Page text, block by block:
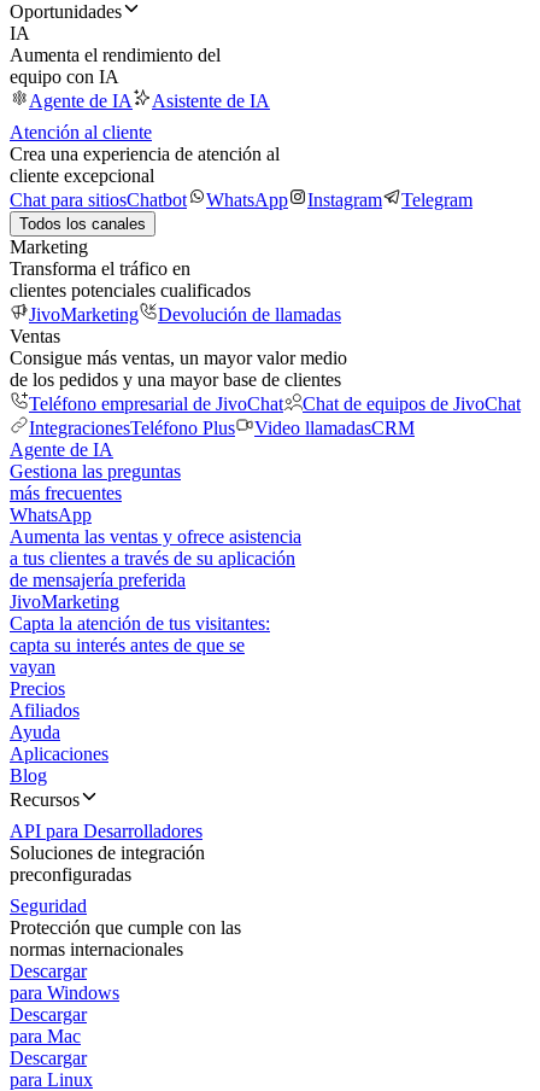
Oportunidades
IA
Aumenta el rendimiento del
equipo con IA
Agente de IA
Asistente de IA
Atención al cliente
Crea una experiencia de atención al
cliente excepcional
Chat para sitiosChatbot WhatsApp Instagram Telegram
Todos los canales
Marketing
Transforma el tráfico en
clientes potenciales cualificados
JivoMarketing
Devolución de llamadas
Ventas
Consigue más ventas, un mayor valor medio
de los pedidos y una mayor base de clientes
Teléfono empresarial de JivoChat
Chat de equipos de JivoChat
IntegracionesTeléfono Plus Video llamadasCRM
Agente de IA
Gestiona las preguntas
más frecuentes
WhatsApp
Aumenta las ventas y ofrece asistencia
a tus clientes a través de su aplicación
de mensajería preferida
JivoMarketing
Capta la atención de tus visitantes:
capta su interés antes de que se
vayan
Precios
Afiliados
Ayuda
Aplicaciones
Blog
Recursos
API para Desarrolladores
Soluciones de integración
preconfiguradas
Seguridad
Protección que cumple con las
normas internacionales
Descargar
para Windows
Descargar
para Mac
Descargar
para Linux